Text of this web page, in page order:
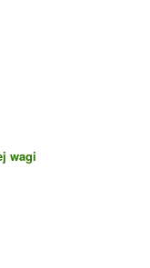
wagi